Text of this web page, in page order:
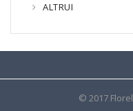
ALTRUI
© 2017